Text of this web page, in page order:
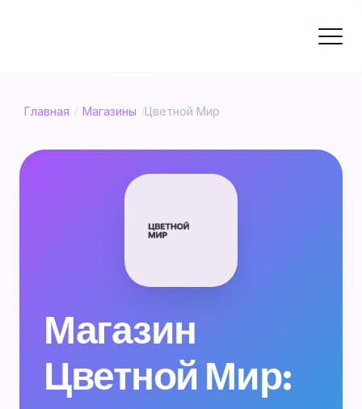
Главная / Магазины /Цветной Мир
Магазин
Цветной Мир: